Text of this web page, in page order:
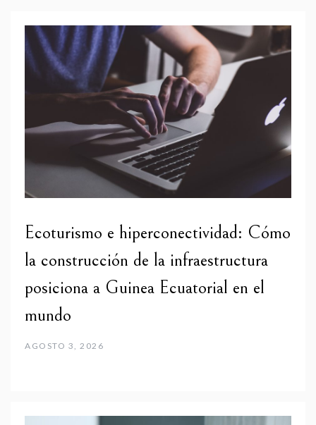
Ecoturismo e hiperconectividad: Cómo
la construcción de la infraestructura
posiciona a Guinea Ecuatorial en el
mundo
AGOSTO 3, 2026